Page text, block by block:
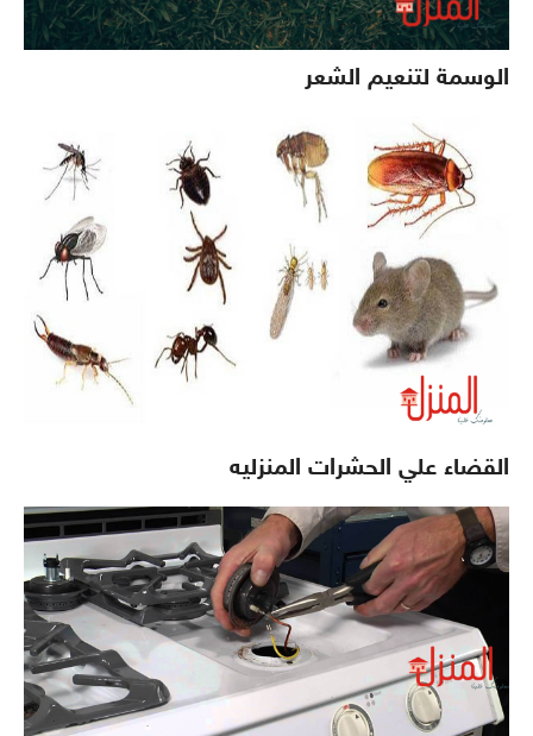
الوسمة لتنعيم الشعر
القضاء علي الحشرات المنزليه